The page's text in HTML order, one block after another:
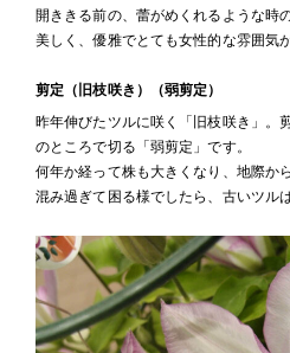
開ききる前の、蕾がめくれるような時
美しく、優雅でとても女性的な雰囲気
剪定（旧枝咲き）（弱剪定）
昨年伸びたツルに咲く「旧枝咲き」。
のところで切る「弱剪定」です。
何年か経って株も大きくなり、地際か
混み過ぎて困る様でしたら、古いツル